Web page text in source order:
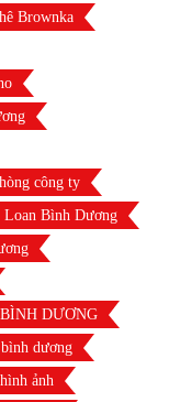
Brownka
công ty
Bình Dương
DƯƠNG
dương
ảnh